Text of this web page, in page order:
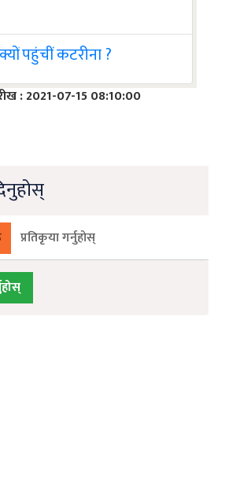
पहुंचीं कटरीना ?
: 2021-07-15 08:10:00
प्रतिकृया गर्नुहोस्